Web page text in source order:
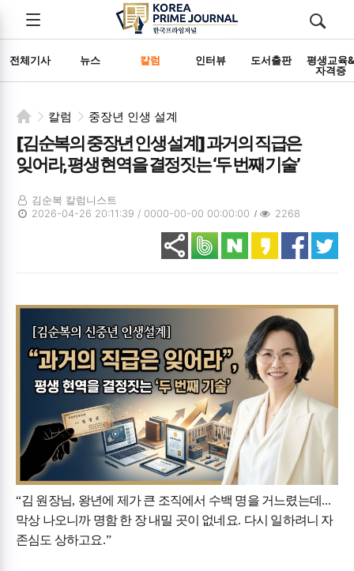
전체기사 뉴스 칼럼 인터뷰 도서출판
평생교육
자격증
전체메뉴 검색
열기/
칼럼 중장년 인생 설계
[김순복의 중장년 인생 설계] 과거의 직급은
잊어라, 평생 현역을 결정짓는 ‘두 번째 기술’
김순복 칼럼니스트
2026-04-26 20:11:39 / 0000-00-00 00:00:00
2268
“김 원장님, 왕년에 제가 큰 조직에서 수백 명을 거느렸는데 ...
막상 나오니까 명함 한 장 내밀 곳이 없네요. 다시 일하려니 자
존심도 상하고요.”